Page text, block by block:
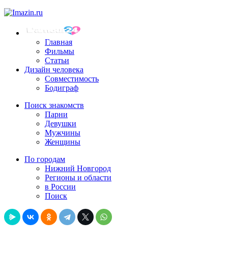
Главная
Фильмы
Статьи
Дизайн человека
Совместимость
Бодиграф
Поиск знакомств
Парни
Девушки
Мужчины
Женщины
По городам
Нижний Новгород
Регионы и области
в России
Поиск